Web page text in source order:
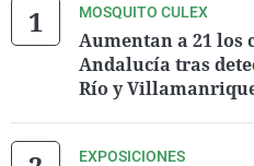
MOSQUITO CULEX
Aumentan a 21 los
Andalucía tras
Río y
EXPOSICIONES